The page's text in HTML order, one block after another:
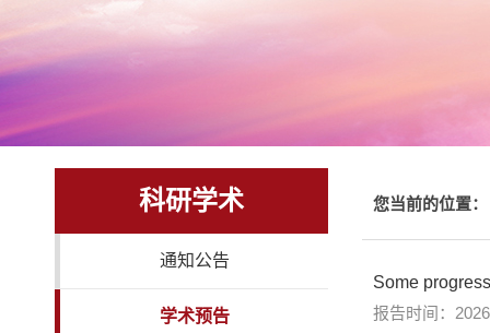
科研学术
通知公告
学术预告
您当前的位置：
Some
报告时间：